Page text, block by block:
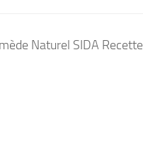
Naturel SIDA